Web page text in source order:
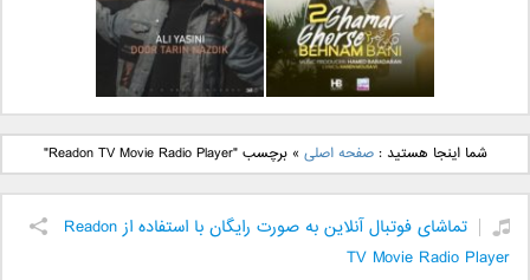
دانلود آهنگ جدید بهنام
بانی بنام قرص قمر 2
دانلود آهنگ جدید علی
یاسینی بنام دورترین نزدیک
شما اینجا هستید :صفحه اصلی »برچسب "Readon TV Movie Radio Player"
تماشای فوتبال آنلاین به صورت رایگان با استفاده از Readon
TV Movie Radio Player